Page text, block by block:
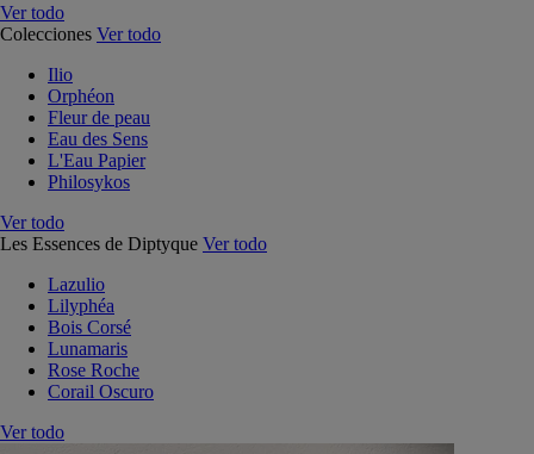
Ver todo
Colecciones Ver todo
Ilio
Orphéon
Fleur de peau
Eau des Sens
L'Eau Papier
Philosykos
Ver todo
Les Essences de Diptyque Ver todo
Lazulio
Lilyphéa
Bois Corsé
Lunamaris
Rose Roche
Corail Oscuro
Ver todo